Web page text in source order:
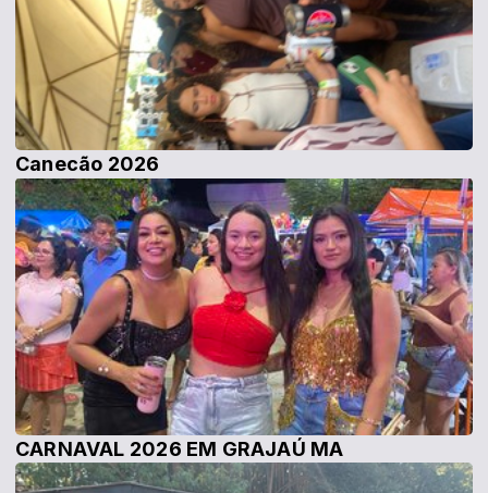
Canecão 2026
CARNAVAL 2026 EM GRAJAÚ MA